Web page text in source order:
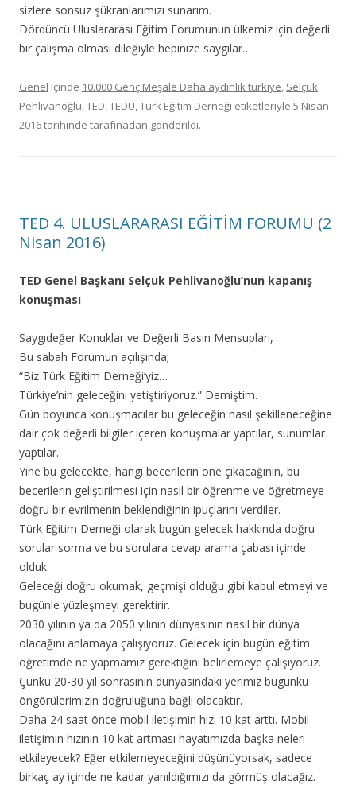
sizlere sonsuz şükranlarımızı sunarım.
Dördüncü Uluslararası Eğitim Forumunun ülkemiz için değerli
bir çalışma olması dileğiyle hepinize saygılar…
Genel içinde 10.000 Genç Meşale Daha aydınlık türkiye, Selçuk
Pehlivanoğlu,TED,TEDU,Türk Eğitim Derneği etiketleriyle 5 Nisan
2016tarihinde tarafınadan gönderildi.
TED 4. ULUSLARARASI EĞİTİM FORUMU (2
Nisan 2016)
TED Genel Başkanı Selçuk Pehlivanoğlu’nun kapanış
konuşması
Saygıdeğer Konuklar ve Değerli Basın Mensupları,
Bu sabah Forumun açılışında;
“Biz Türk Eğitim Derneği’yiz…
Türkiye’nin geleceğini yetiştiriyoruz.” Demiştim.
Gün boyunca konuşmacılar bu geleceğin nasıl şekilleneceğine
dair çok değerli bilgiler içeren konuşmalar yaptılar, sunumlar
yaptılar.
Yine bu gelecekte, hangi becerilerin öne çıkacağının, bu
becerilerin geliştirilmesi için nasıl bir öğrenme ve öğretmeye
doğru bir evrilmenin beklendiğinin ipuçlarını verdiler.
Türk Eğitim Derneği olarak bugün gelecek hakkında doğru
sorular sorma ve bu sorulara cevap arama çabası içinde
olduk.
Geleceği doğru okumak, geçmişi olduğu gibi kabul etmeyi ve
bugünle yüzleşmeyi gerektirir.
2030 yılının ya da 2050 yılının dünyasının nasıl bir dünya
olacağını anlamaya çalışıyoruz. Gelecek için bugün eğitim
öğretimde ne yapmamız gerektiğini belirlemeye çalışıyoruz.
Çünkü 20-30 yıl sonrasının dünyasındaki yerimiz bugünkü
öngörülerimizin doğruluğuna bağlı olacaktır.
Daha 24 saat önce mobil iletişimin hızı 10 kat arttı. Mobil
iletişimin hızının 10 kat artması hayatımızda başka neleri
etkileyecek? Eğer etkilemeyeceğini düşünüyorsak, sadece
birkaç ay içinde ne kadar yanıldığımızı da görmüş olacağız.